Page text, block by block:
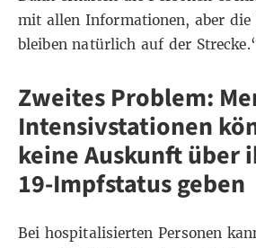
mit allen Informationen, aber
bleiben natürlich auf der
Zweites Problem:
Intensivstationen
keine Auskunft über
19-Impfstatus geben
Bei hospitalisierten Personen